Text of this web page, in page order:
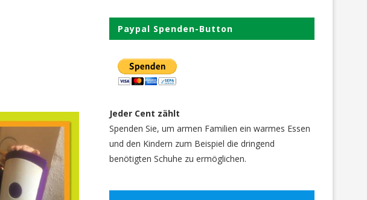
Paypal Spenden-Button
Jeder Cent zählt
Spenden Sie, um armen Familien ein warmes Essen
und den Kindern zum Beispiel die dringend
benötigten Schuhe zu ermöglichen.